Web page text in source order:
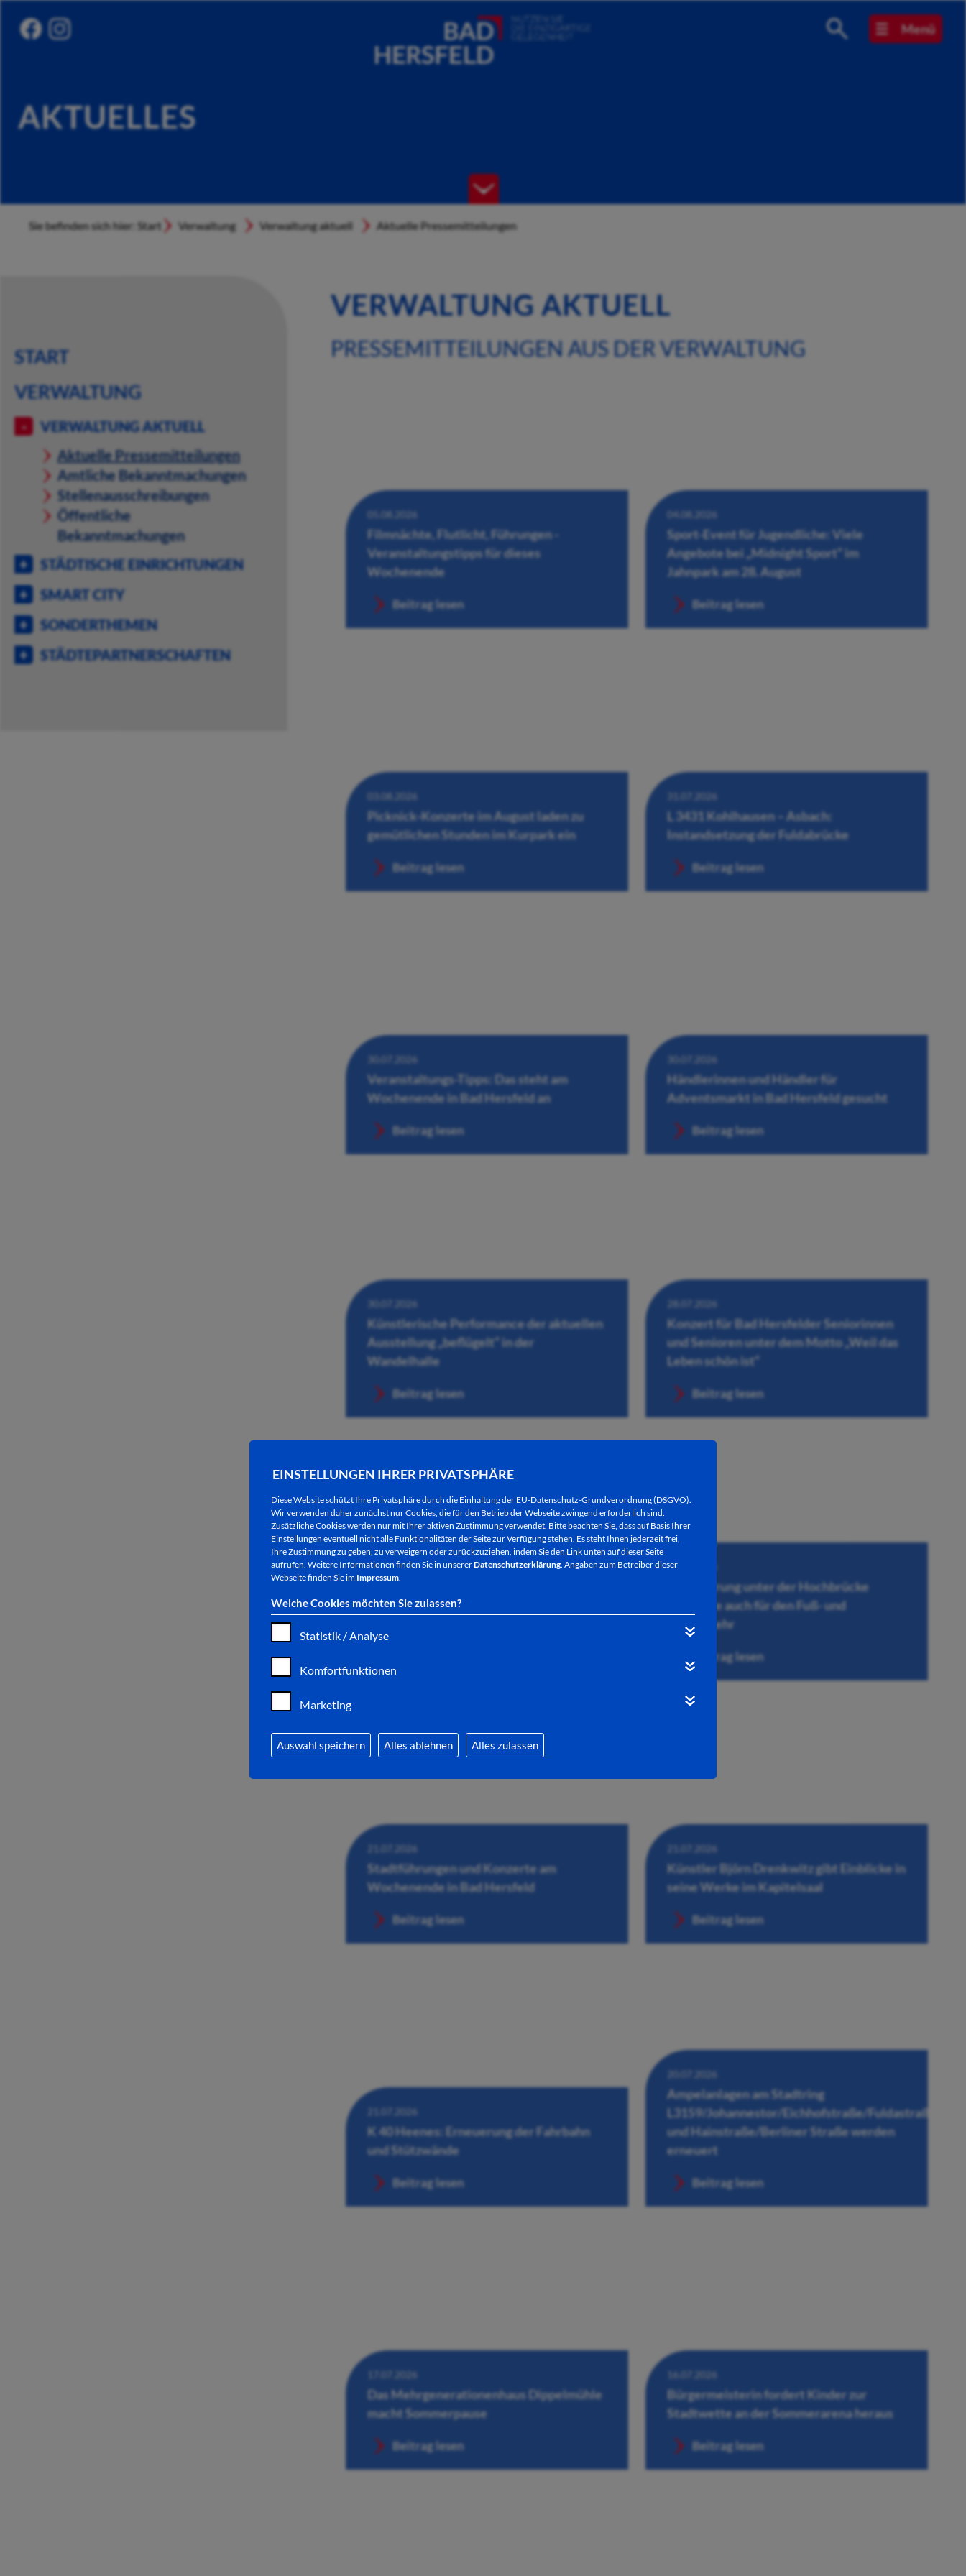
EINSTELLUNGEN IHRER PRIVATSPHÄRE
Diese Website schützt Ihre Privatsphäre durch die Einhaltung der EU-Datenschutz-Grundverordnung (DSGVO).
Wir verwenden daher zunächst nur Cookies, die für den Betrieb der Webseite zwingend erforderlich sind.
Zusätzliche Cookies werden nur mit Ihrer aktiven Zustimmung verwendet. Bitte beachten Sie, dass auf Basis Ihrer
Einstellungen eventuell nicht alle Funktionalitäten der Seite zur Verfügung stehen. Es steht Ihnen jederzeit frei,
Ihre Zustimmung zu geben, zu verweigern oder zurückzuziehen, indem Sie den Link unten auf dieser Seite
aufrufen. Weitere Informationen finden Sie in unsererDatenschutzerklärung. Angaben zum Betreiber dieser
Webseite finden Sie im Impressum.
Welche Cookies möchten Sie zulassen?
Statistik / Analyse
Komfortfunktionen
Marketing
Auswahl speichern Alles ablehnen Alles zulassen
Menü
AKTUELLES
Sie befinden sich hier: Start Verwaltung Verwaltung aktuell Aktuelle Pressemitteilungen
START
VERWALTUNG
VERWALTUNG AKTUELL
Aktuelle Pressemitteilungen
Amtliche Bekanntmachungen
Stellenausschreibungen
Öffentliche
Bekanntmachungen
STÄDTISCHE EINRICHTUNGEN
SMART CITY
SONDERTHEMEN
STÄDTEPARTNERSCHAFTEN
VERWALTUNG AKTUELL
PRESSEMITTEILUNGEN AUS DER VERWALTUNG
05.08.2026
Filmnächte, Flutlicht, Führungen -
Veranstaltungstipps für dieses
Wochenende
Beitrag lesen
04.08.2026
Sport-Event für Jugendliche: Viele
Angebote bei „Midnight Sport“ im
Jahnpark am 28. August
Beitrag lesen
03.08.2026
Picknick-Konzerte im August laden zu
gemütlichen Stunden im Kurpark ein
Beitrag lesen
31.07.2026
L 3431 Kohlhausen – Asbach:
Instandsetzung der Fuldabrücke
Beitrag lesen
30.07.2026
Veranstaltungs-Tipps: Das steht am
Wochenende in Bad Hersfeld an
Beitrag lesen
30.07.2026
Händlerinnen und Händler für
Adventsmarkt in Bad Hersfeld gesucht
Beitrag lesen
30.07.2026
Künstlerische Performance der aktuellen
Ausstellung „beflügelt“ in der
Wandelhalle
Beitrag lesen
28.07.2026
Konzert für Bad Hersfelder Seniorinnen
und Senioren unter dem Motto „Weil das
Leben schön ist“
Beitrag lesen
27.07.2026
Klassiker und Neuheiten bei den dritten
27.07.2026
Vollsperrung unter der Hochbrücke
zeitweise auch für den Fuß- und
Radverkehr
Beitrag lesen
21.07.2026
Stadtführungen und Konzerte am
Wochenende in Bad Hersfeld
Beitrag lesen
21.07.2026
Künstler Björn Drenkwitz gibt Einblicke in
seine Werke im Kapitelsaal
Beitrag lesen
21.07.2026
K 40 Heenes: Erneuerung der Fahrbahn
und Stützwände
Beitrag lesen
20.07.2026
Ampelanlagen am Stadtring
L3159/Johannestor/Eichhofstraße/Fuldastraße
und Hainstraße/Berliner Straße werden
erneuert
Beitrag lesen
17.07.2026
Das Mehrgenerationenhaus Dippelmühle
macht Sommerpause
Beitrag lesen
16.07.2026
Bürgermeisterin fordert Kinder zur
Stadtwette an der Sommerarena heraus
Beitrag lesen